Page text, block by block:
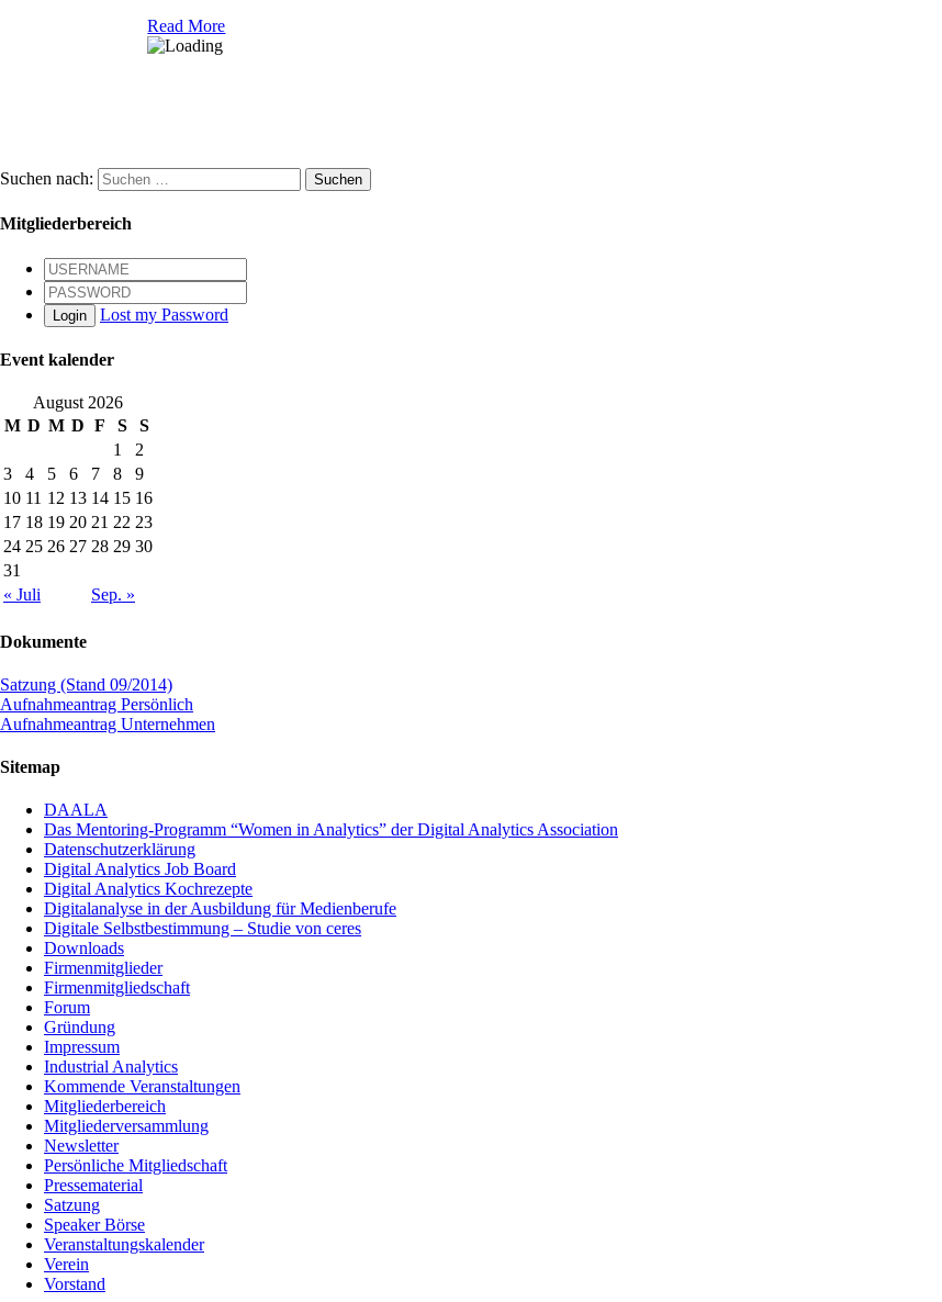
Read More
Suchen nach:
Mitgliederbereich
Login Lost my Password
Event kalender
August 2026
M D M D F S
S
1
2
3
4 5 6 7 8
9
10 11 12 13 14 15 16
17 18 19 20 21 22 23
24 25 26 27 28 29 30
31
« Juli
Sep. »
Dokumente
Satzung (Stand 09/2014)
Aufnahmeantrag Persönlich
Aufnahmeantrag Unternehmen
Sitemap
DAALA
Das Mentoring-Programm “Women in Analytics” der Digital Analytics Association
Datenschutzerklärung
Digital Analytics Job Board
Digital Analytics Kochrezepte
Digitalanalyse in der Ausbildung für Medienberufe
Digitale Selbstbestimmung – Studie von ceres
Downloads
Firmenmitglieder
Firmenmitgliedschaft
Forum
Gründung
Impressum
Industrial Analytics
Kommende Veranstaltungen
Mitgliederbereich
Mitgliederversammlung
Newsletter
Persönliche Mitgliedschaft
Pressematerial
Satzung
Speaker Börse
Veranstaltungskalender
Verein
Vorstand